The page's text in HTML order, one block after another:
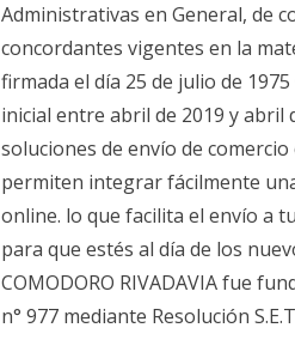
Administrativas en General, de
concordantes vigentes en la
firmada el día 25 de julio de
inicial entre abril de 2019 y abril
soluciones de envío de
permiten integrar fácilmente
online. lo que facilita el envío a
para que estés al día de los
COMODORO RIVADAVIA fue
n° 977 mediante Resolución